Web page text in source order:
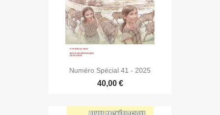
Numéro Spécial 41 - 2025
40,00 €